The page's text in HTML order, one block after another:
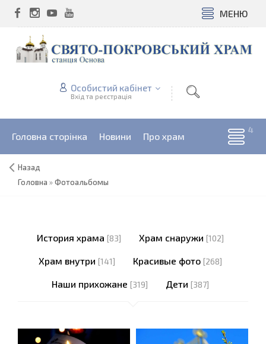
МЕНЮ
Особистий кабінет
Вхід та реєстрація
Головна сторінка Новини Про храм
Назад
Головна »Фотоальбомы
История храма [83] Храм снаружи [102]
Храм внутри [141] Красивые фото [268]
Наши прихожане [319] Дети [387]